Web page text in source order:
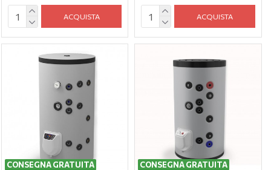
ACQUISTA ACQUISTA
CONSEGNA GRATUITA CONSEGNA GRATUITA